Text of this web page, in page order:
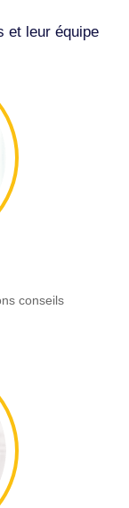
et leur équipe
conseils